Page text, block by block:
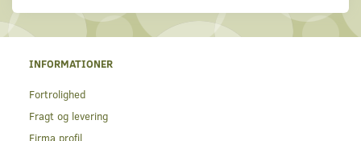
INFORMATIONER
Fortrolighed
Fragt og levering
Firma profil